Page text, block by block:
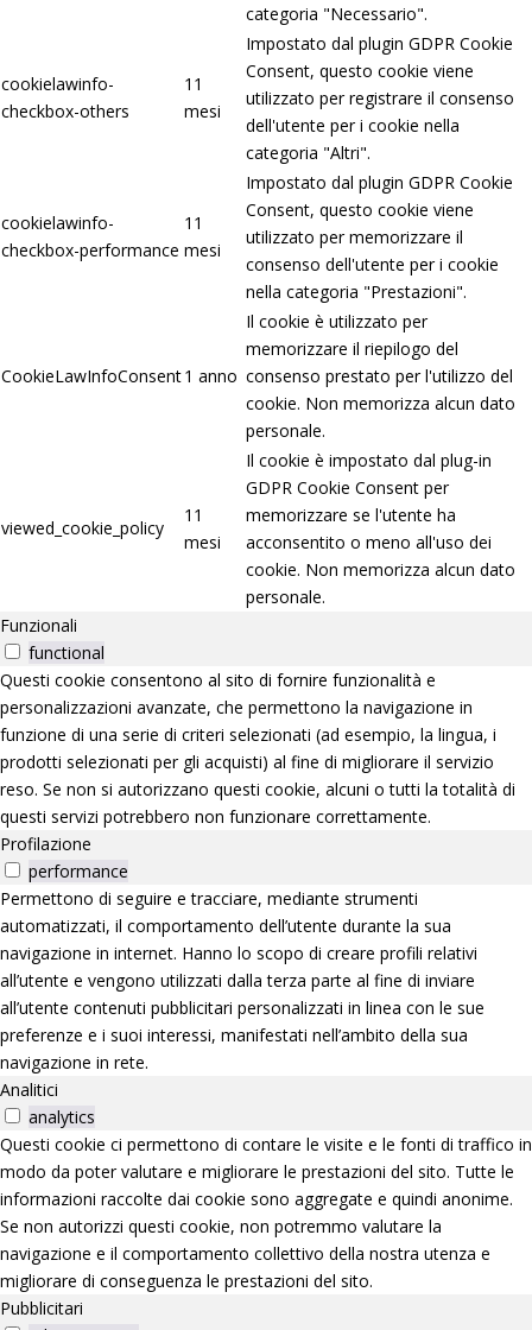
categoria "Necessario".
cookielawinfo-
checkbox-others
11
mesi
Impostato dal plugin GDPR Cookie
Consent, questo cookie viene
utilizzato per registrare il consenso
dell'utente per i cookie nella
categoria "Altri".
cookielawinfo-
checkbox-performance
11
mesi
Impostato dal plugin GDPR Cookie
Consent, questo cookie viene
utilizzato per memorizzare il
consenso dell'utente per i cookie
nella categoria "Prestazioni".
CookieLawInfoConsent1 anno
Il cookie è utilizzato per
memorizzare il riepilogo del
consenso prestato per l'utilizzo del
cookie. Non memorizza alcun dato
personale.
viewed_cookie_policy
11
mesi
Il cookie è impostato dal plug-in
GDPR Cookie Consent per
memorizzare se l'utente ha
acconsentito o meno all'uso dei
cookie. Non memorizza alcun dato
personale.
Funzionali
functional
Questi cookie consentono al sito di fornire funzionalità e
personalizzazioni avanzate, che permettono la navigazione in
funzione di una serie di criteri selezionati (ad esempio, la lingua, i
prodotti selezionati per gli acquisti) al fine di migliorare il servizio
reso. Se non si autorizzano questi cookie, alcuni o tutti la totalità di
questi servizi potrebbero non funzionare correttamente.
Profilazione
performance
Permettono di seguire e tracciare, mediante strumenti
automatizzati, il comportamento dell’utente durante la sua
navigazione in internet. Hanno lo scopo di creare profili relativi
all’utente e vengono utilizzati dalla terza parte al fine di inviare
all’utente contenuti pubblicitari personalizzati in linea con le sue
preferenze e i suoi interessi, manifestati nell’ambito della sua
navigazione in rete.
Analitici
analytics
Questi cookie ci permettono di contare le visite e le fonti di traffico in
modo da poter valutare e migliorare le prestazioni del sito. Tutte le
informazioni raccolte dai cookie sono aggregate e quindi anonime.
Se non autorizzi questi cookie, non potremmo valutare la
navigazione e il comportamento collettivo della nostra utenza e
migliorare di conseguenza le prestazioni del sito.
Pubblicitari